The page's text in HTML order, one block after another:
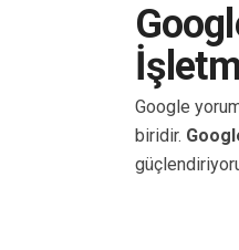
Google
biridir.